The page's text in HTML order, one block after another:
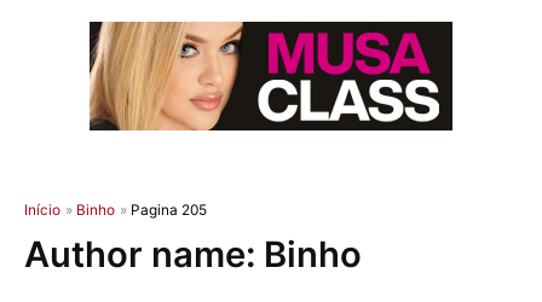
Início Binho Pagina 205
Author name: Binho